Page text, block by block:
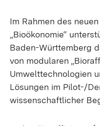
Im Rahmen des
„Bioökonomie“
Baden-Württemberg
von modularen
Umwelttechnologien
Lösungen im Pilot-/
wissenschaftlicher